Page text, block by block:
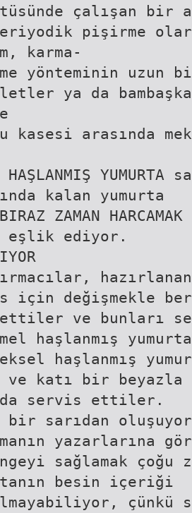
çalışan bir
pişirme
karma-
yönteminin uzun
ya da
kasesi arasında
HAŞLANMIŞ
kalan yumurta
ZAMAN
eşlik ediyor.
için değişmekle
ve bunları
haşlanmış
haşlanmış
ve katı bir
servis ettiler.
bir sarıdan
yazarlarına
sağlamak çoğu
besin içeriği
çünkü